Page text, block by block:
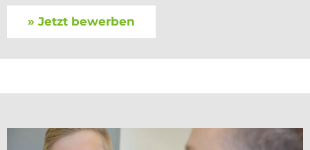
» Jetzt bewerben